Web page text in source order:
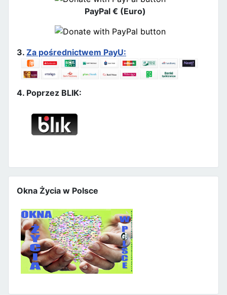
PayPal € (Euro)
3. Za pośrednictwem PayU:
4. Poprzez BLIK:
Okna Życia w Polsce